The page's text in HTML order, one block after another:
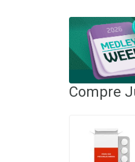
Compre